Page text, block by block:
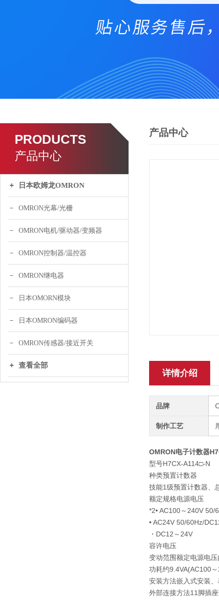
PRODUCTS
产品中心
日本欧姆龙OMRON
OMRON光幕/光栅
OMRON电机/驱动器/变频器
OMRON控制器/温控器
OMRON继电器
日本OMORN模块
日本OMRON编码器
OMRON传感器/接近开关
查看全部
产品中心
详情介绍
品牌
制作工艺
OMRON电子计数器
型号H7CX-A114□-N
种类预置计数器
技能1级预置计数器、
额定规格电源电压
*2• AC100～240V 50/
• AC24V 50/60Hz/
・DC12～24V
容许电压
变动范围额定电源电
功耗约9.4VA(AC100
安装方法嵌入式安装
外部连接方法11脚插座